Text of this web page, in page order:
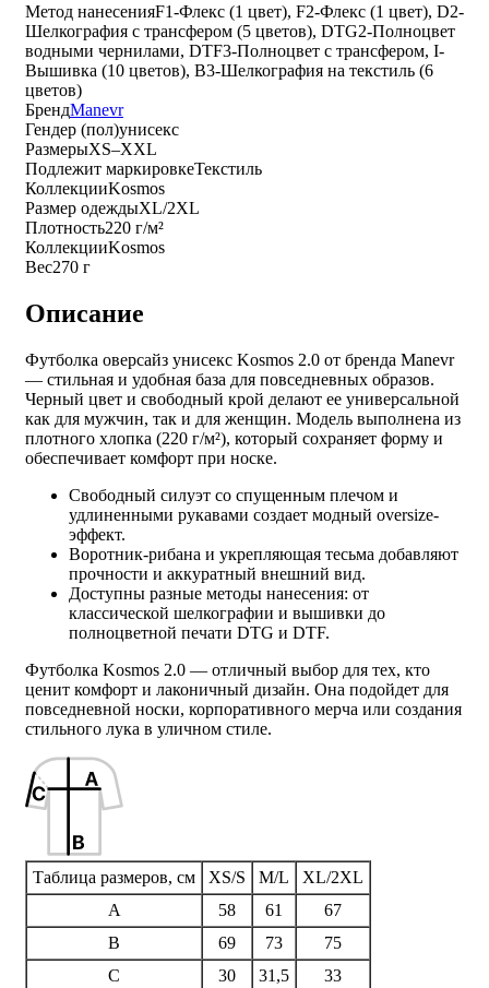
Метод нанесенияF1-Флекс (1 цвет), F2-Флекс (1 цвет), D2-
Шелкография с трансфером (5 цветов), DTG2-Полноцвет
водными чернилами, DTF3-Полноцвет с трансфером, I-
Вышивка (10 цветов), B3-Шелкография на текстиль (6
цветов)
БрендManevr
Гендер (пол)унисекс
РазмерыXS–XXL
Подлежит маркировкеТекстиль
КоллекцииKosmos
Размер одеждыXL/2XL
Плотность220 г/м²
КоллекцииKosmos
Вес270 г
Описание
Футболка оверсайз унисекс Kosmos 2.0 от бренда Manevr
— стильная и удобная база для повседневных образов.
Черный цвет и свободный крой делают ее универсальной
как для мужчин, так и для женщин. Модель выполнена из
плотного хлопка (220 г/м²), который сохраняет форму и
обеспечивает комфорт при носке.
Свободный силуэт со спущенным плечом и
удлиненными рукавами создает модный oversize-
эффект.
Воротник-рибана и укрепляющая тесьма добавляют
прочности и аккуратный внешний вид.
Доступны разные методы нанесения: от
классической шелкографии и вышивки до
полноцветной печати DTG и DTF.
Футболка Kosmos 2.0 — отличный выбор для тех, кто
ценит комфорт и лаконичный дизайн. Она подойдет для
повседневной носки, корпоративного мерча или создания
стильного лука в уличном стиле.
Таблица размеров, см XS/S M/L
XL/2XL
A
58 61
67
B
69 73
75
C
30 31,5 33